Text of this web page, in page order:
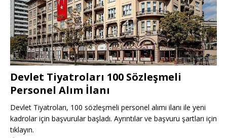
Devlet Tiyatroları 100 Sözleşmeli
Personel Alım İlanı
Devlet Tiyatroları, 100 sözleşmeli personel alımı ilanı ile yeni
kadrolar için başvurular başladı. Ayrıntılar ve başvuru şartları için
tıklayın.